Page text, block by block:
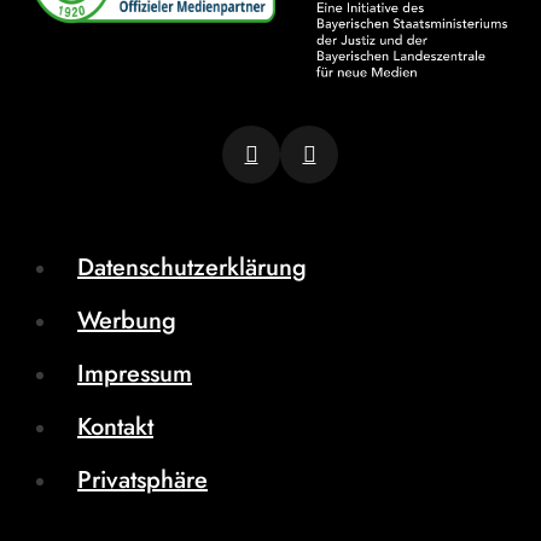
Datenschutzerklärung
Werbung
Impressum
Kontakt
Privatsphäre